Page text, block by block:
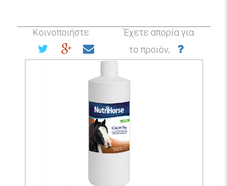
Κοινοποιήστε
Έχετε απορία για
το προϊόν;